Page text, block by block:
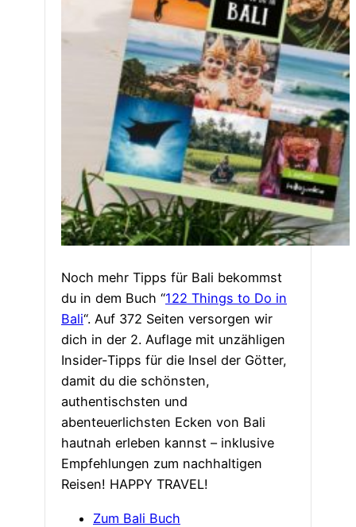
Noch mehr Tipps für Bali bekommst
du in dem Buch “122 Things to Do in
Bali“. Auf 372 Seiten versorgen wir
dich in der 2. Auflage mit unzähligen
Insider-Tipps für die Insel der Götter,
damit du die schönsten,
authentischsten und
abenteuerlichsten Ecken von Bali
hautnah erleben kannst – inklusive
Empfehlungen zum nachhaltigen
Reisen! HAPPY TRAVEL!
Zum Bali Buch